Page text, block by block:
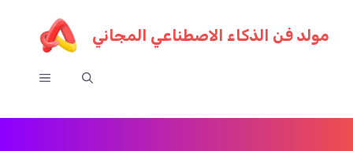
مولد فن الذكاء الاصطناعي المجاني
قائمة